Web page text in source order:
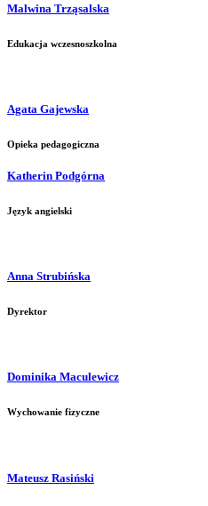
Malwina Trząsalska
Edukacja wczesnoszkolna
Agata Gajewska
Opieka pedagogiczna
Katherin Podgórna
Język angielski
Anna Strubińska
Dyrektor
Dominika Maculewicz
Wychowanie fizyczne
Mateusz Rasiński